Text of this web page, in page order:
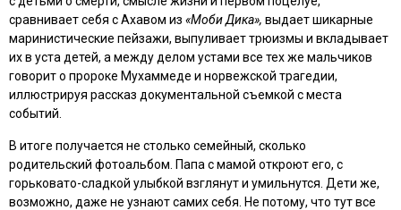
сравнивает себя с Ахавом из «Моби Дика», выдает шикарные
маринистические пейзажи, выпуливает трюизмы и вкладывает
их в уста детей, а между делом устами все тех же мальчиков
говорит о пророке Мухаммеде и норвежской трагедии,
иллюстрируя рассказ документальной съемкой с места
событий.
В итоге получается не столько семейный, сколько
родительский фотоальбом. Папа с мамой откроют его, с
горьковато-сладкой улыбкой взглянут и умильнутся. Дети же,
возможно, даже не узнают самих себя. Не потому, что тут все